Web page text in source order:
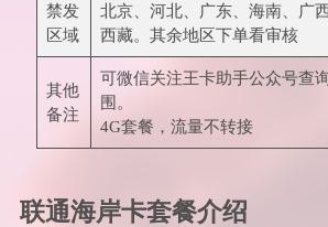
禁发
区域
北京、河北、广东、海南、广
西藏。其余地区下单看审核
其他
备注
可微信关注王卡助手公众号查
围。
4G套餐，流量不转接
联通海岸卡套餐介绍